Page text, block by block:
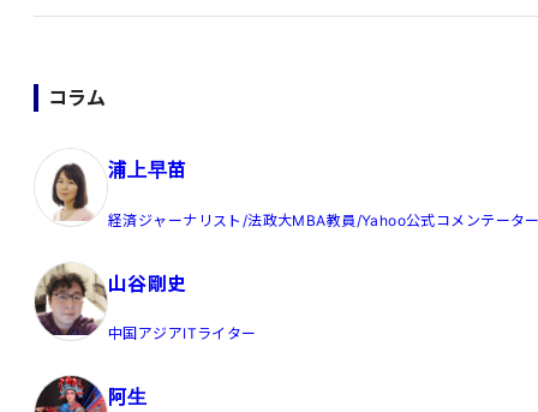
コラム
浦上早苗
経済ジャーナリスト/法政大MBA教員/Yahoo公式コメンテータ
山谷剛史
中国アジアITライター
阿生